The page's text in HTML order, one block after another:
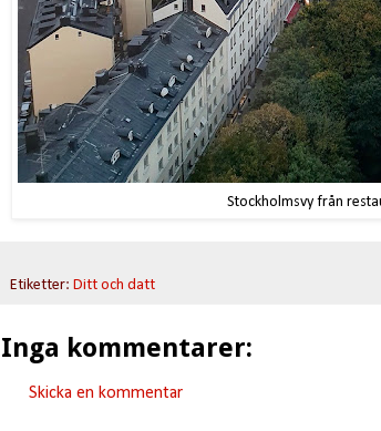
Stockholmsvy från
Etiketter: Ditt och datt
Inga kommentarer:
Skicka en kommentar